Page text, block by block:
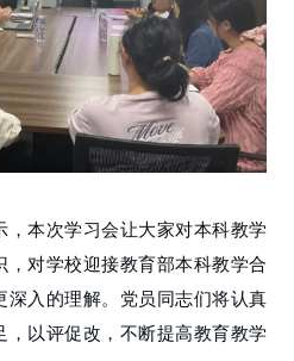
，本次学习会让大家对本科教学
，对学校迎接教育部本科教学合
深入的理解。党员同志们将认真
，以评促改，不断提高教育教学